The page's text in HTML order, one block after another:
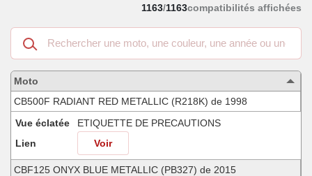
1163/1163compatibilités affichées
Recherche
dans
les
motos
compatibles
Moto
CB500F RADIANT RED METALLIC (R218K) de 1998
Vue éclatée
ETIQUETTE DE PRECAUTIONS
Lien
Voir
CBF125 ONYX BLUE METALLIC (PB327) de 2015